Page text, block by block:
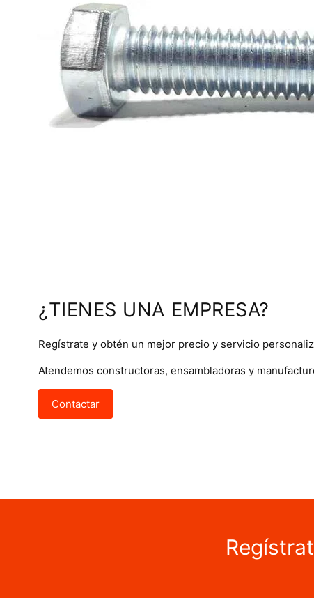
¿TIENES UNA EMPRESA?
Regístrate y obtén un mejor precio y servicio
Atendemos constructoras, ensambladoras y
Contactar